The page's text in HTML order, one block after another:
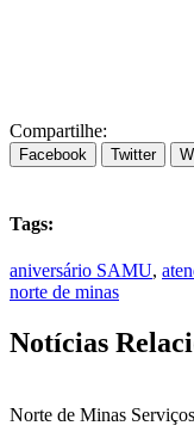
Compartilhe:
Facebook Twitter
Tags:
aniversário SAMU,
norte de minas
Notícias
Norte de Minas Serviços